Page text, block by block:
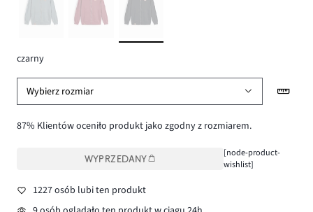
czarny
Wybierz rozmiar
87% Klientów oceniło produkt jako zgodny z rozmiarem.
WYPRZEDANY
[node-product-
wishlist]
1227 osób lubi ten produkt